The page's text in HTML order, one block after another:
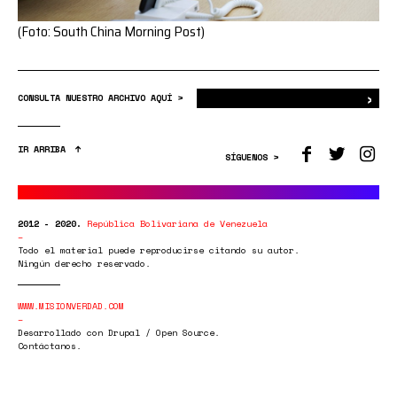
(Foto: South China Morning Post)
CONSULTA NUESTRO ARCHIVO AQUÍ > ›
IR ARRIBA
SÍGUENOS >
2012 - 2020. República Bolivariana de Venezuela
Todo el material puede reproducirse citando su autor.
Ningún derecho reservado.
WWW.MISIONVERDAD.COM
Desarrollado con Drupal / Open Source.
Contáctanos.